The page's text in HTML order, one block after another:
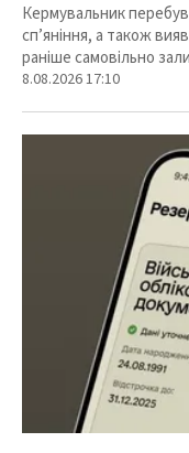
Кермувальник
сп’яніння, а також
раніше самовільно
8.08.2026 17:10